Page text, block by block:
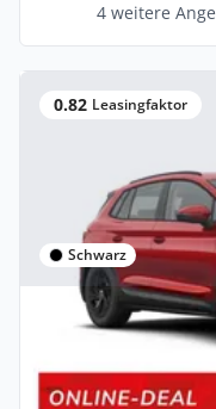
4 weitere
0.82 Leasingfaktor
Schwarz
Privat & Gewerbe
Skoda Elroq 60
MODELLJAHR*